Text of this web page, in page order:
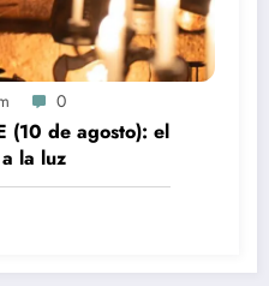
0
(10 de agosto): el
la luz